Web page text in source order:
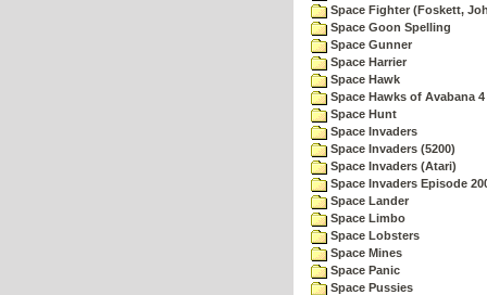
Space Fighter (Foskett,
Space Goon Spelling
Space Gunner
Space Harrier
Space Hawk
Space Hawks of Avabana 4
Space Hunt
Space Invaders
Space Invaders (5200)
Space Invaders (Atari)
Space Invaders Episode
Space Lander
Space Limbo
Space Lobsters
Space Mines
Space Panic
Space Pussies